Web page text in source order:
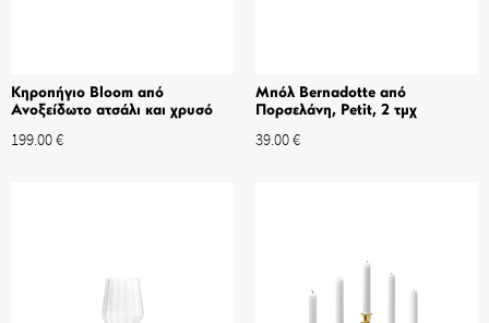
Κηροπήγιο Bloom από
Ανοξείδωτο ατσάλι και χρυσό
199.00€
Μπόλ Bernadotte από
Πορσελάνη, Petit, 2 τμχ
39.00€